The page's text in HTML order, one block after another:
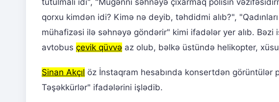
tutulmalı idi", "Müğənni səhnəyə çıxarmaq polisin
qorxu kimdən idi? Kimə nə deyib, təhdidmi alıb?",
mühafizəsi ilə səhnəyə göndərir" kimi ifadələr yer alıb.
avtobus çevik qüvvə az olub, bəlkə üstündə helikopter,
Sinan Akçıl öz İnstaqram hesabında konsertdən görüntülər
Təşəkkürlər" ifadələrini işlədib.